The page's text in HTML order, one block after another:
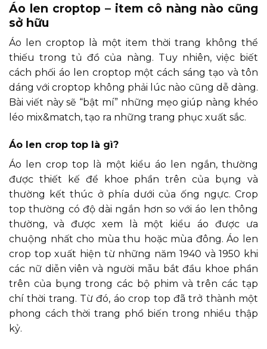
Áo len croptop – item cô nàng nào cũng
sở hữu
Áo len croptop là một item thời trang không thể
thiếu trong tủ đồ của nàng. Tuy nhiên, việc biết
cách phối áo len croptop một cách sáng tạo và tôn
dáng với croptop không phải lúc nào cũng dễ dàng.
Bài viết này sẽ “bật mí” những mẹo giúp nàng khéo
léo mix&match, tạo ra những trang phục xuất sắc.
Áo len crop top là gì?
Áo len crop top là một kiểu áo len ngắn, thường
được thiết kế để khoe phần trên của bụng và
thường kết thúc ở phía dưới của ống ngực. Crop
top thường có độ dài ngắn hơn so với áo len thông
thường, và được xem là một kiểu áo được ưa
chuộng nhất cho mùa thu hoặc mùa đông. Áo len
crop top xuất hiện từ những năm 1940 và 1950 khi
các nữ diễn viên và người mẫu bắt đầu khoe phần
trên của bụng trong các bộ phim và trên các tạp
chí thời trang. Từ đó, áo crop top đã trở thành một
phong cách thời trang phổ biến trong nhiều thập
kỷ.